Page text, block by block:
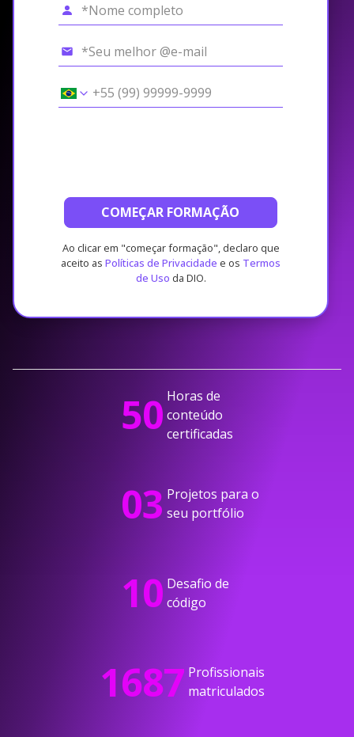
COMEÇAR FORMAÇÃO
Ao clicar em "começar formação", declaro que
aceito as Políticas de Privacidade e os Termos
de Uso da DIO.
50 Horas de
conteúdo
certificadas
03 Projetos para o
seu portfólio
10 Desafio de
código
1687 Profissionais
matriculados